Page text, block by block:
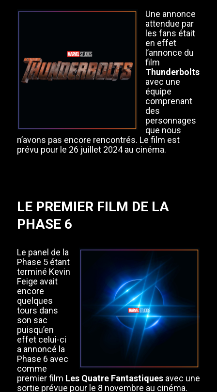
Une annonce
attendue par
les fans était
en effet
l’annonce du
film
Thunderbolts
avec une
équipe
comprenant
des
personnages
que nous
n’avons pas encore rencontrés. Le film est
prévu pour le 26 juillet 2024 au cinéma.
LE PREMIER FILM DE LA
PHASE 6
Le panel de la
Phase 5 étant
terminé Kevin
Feige avait
encore
quelques
tours dans
son sac
puisqu’en
effet celui-ci
a annoncé la
Phase 6 avec
comme
premier film Les Quatre Fantastiques avec une
sortie prévue pour le 8 novembre au cinéma.